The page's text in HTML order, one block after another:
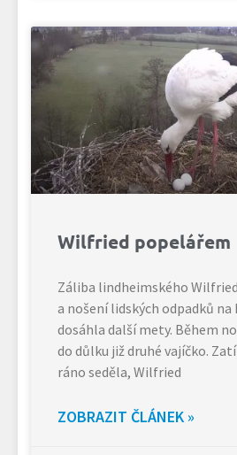
Wilfried popelářem
Záliba lindheimského
a nošení lidských odpadků na
dosáhla další mety. Během
do důlku již druhé vajíčko.
ráno seděla, Wilfried
ZOBRAZIT ČLÁNEK »